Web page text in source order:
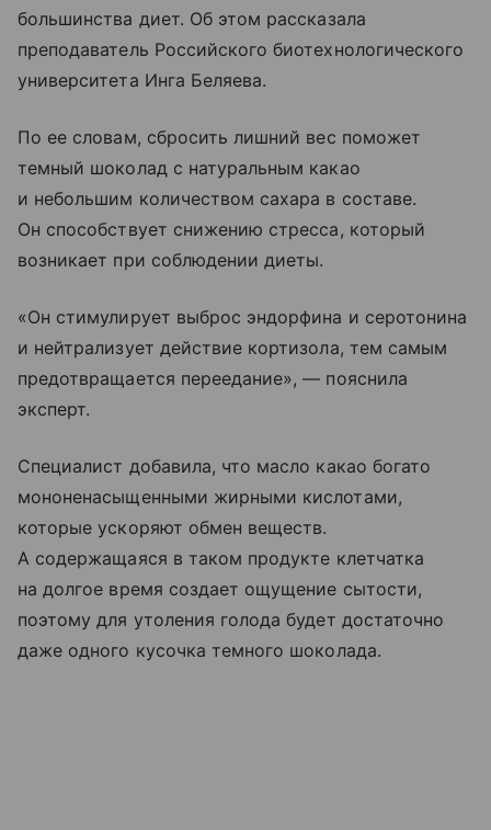
большинства диет. Об этом рассказала
преподаватель Российского биотехнологического
университета Инга Беляева.
По ее словам, сбросить лишний вес поможет
темный шоколад с натуральным какао
и небольшим количеством сахара в составе.
Он способствует снижению стресса, который
возникает при соблюдении диеты.
«Он стимулирует выброс эндорфина и серотонина
и нейтрализует действие кортизола, тем самым
предотвращается переедание», — пояснила
эксперт.
Специалист добавила, что масло какао богато
мононенасыщенными жирными кислотами,
которые ускоряют обмен веществ.
А содержащаяся в таком продукте клетчатка
на долгое время создает ощущение сытости,
поэтому для утоления голода будет достаточно
даже одного кусочка темного шоколада.